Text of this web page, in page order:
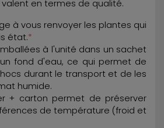
en termes de qualité.
à vous renvoyer les plantes qui
état.*
à l'unité dans un sachet
fond d'eau, ce qui permet de
durant le transport et de les
humide.
+ carton permet de préserver
de température (froid et